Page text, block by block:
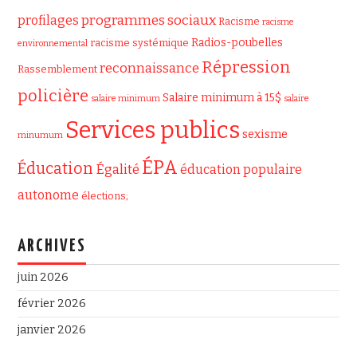
profilages programmes sociaux Racisme racisme
environnemental racisme systémique Radios-poubelles
Rassemblement reconnaissance Répression
policière salaire minimum Salaire minimum à 15$ salaire
minumum Services publics sexisme
Éducation Égalité ÉPA éducation populaire
autonome élections;
ARCHIVES
juin 2026
février 2026
janvier 2026